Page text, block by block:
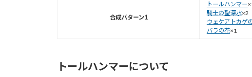
合成パターン1
トールハンマー
騎士の聖深水×2
ウェケアトカゲ
バラの花×1
トールハンマーについて